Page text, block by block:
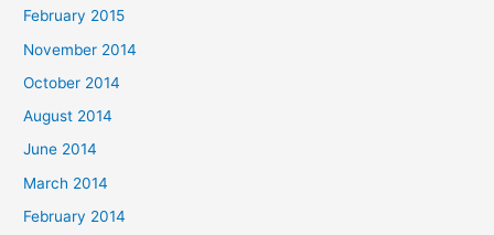
February 2015
November 2014
October 2014
August 2014
June 2014
March 2014
February 2014